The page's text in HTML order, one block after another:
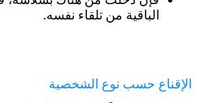
الباقية من تلقاء نفسه.
الإقناع حسب نوع الشخصية